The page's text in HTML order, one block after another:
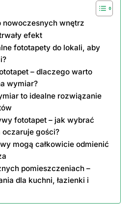
nowoczesnych wnętrz
efekt
fototapety do lokali, aby
– dlaczego warto
wymiar?
to idealne rozwiązanie
fototapet – jak wybrać
gości?
mogą całkowicie odmienić
pomieszczeniach –
dla kuchni, łazienki i